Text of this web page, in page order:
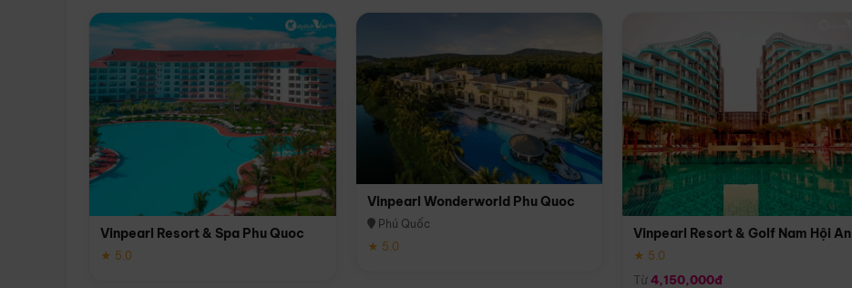
Vinpearl Resort & Spa Phu Quoc
★ 5.0
Vinpearl Wonderworld Phu Quoc
Phú Quốc
★ 5.0
Vinpearl Resort & Golf Nam Hội An
★ 5.0
Từ4,150,000đ